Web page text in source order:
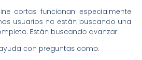
cortas funcionan especialmente
usuarios no están buscando una
Están buscando avanzar.
con preguntas como: